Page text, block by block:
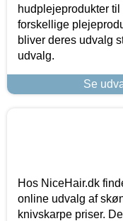
hudplejeprodukter
forskellige
bliver deres udvalg
udvalg.
Se
Hos NiceHair.dk
online udvalg af
knivskarpe priser.